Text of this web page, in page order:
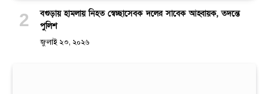
বগুড়ায় হামলায় নিহত স্বেচ্ছাসেবক দলের সাবেক আহ্বায়ক, তদন্তে
পুলিশ
জুলাই ২৩, ২০২৬